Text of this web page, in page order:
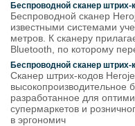
Беспроводной сканер штрих-
Беспроводной сканер
известными системами
метров. К сканеру
Bluetooth, по которому
Беспроводной сканер штрих-
Cканер штрих-кодов
высокопроизводительное
разработанное для
супермаркетов и
в эргономич